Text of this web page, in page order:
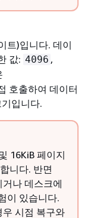
트)입니다. 데이
값: 4096 ,
호출하여 데이터
입니다.
16KiB 페이지
니다. 반면
나 데스크에
이 있습니다.
우 시점 복구와